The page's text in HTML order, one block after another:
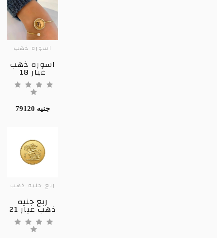
اسوره ذهب
اسوره ذهب
عيار 18
79120 جنيه
ربع جنيه ذهب
ربع جنيه
ذهب عيار 21